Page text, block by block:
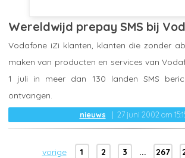
Wereldwijd prepay SMS bij
nieuws 27 juni 2002 om
Vodafone iZi klanten, klanten die zonder
maken van producten en services van
1 juli in meer dan 130 landen SMS
ontvangen.
vorige 1 2 3 ... 267